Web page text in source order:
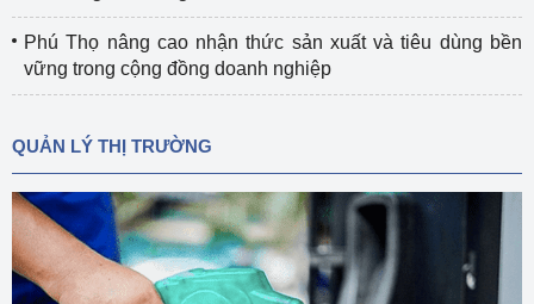
Phú Thọ nâng cao nhận thức sản xuất và tiêu dùng bền
vững trong cộng đồng doanh nghiệp
QUẢN LÝ THỊ TRƯỜNG